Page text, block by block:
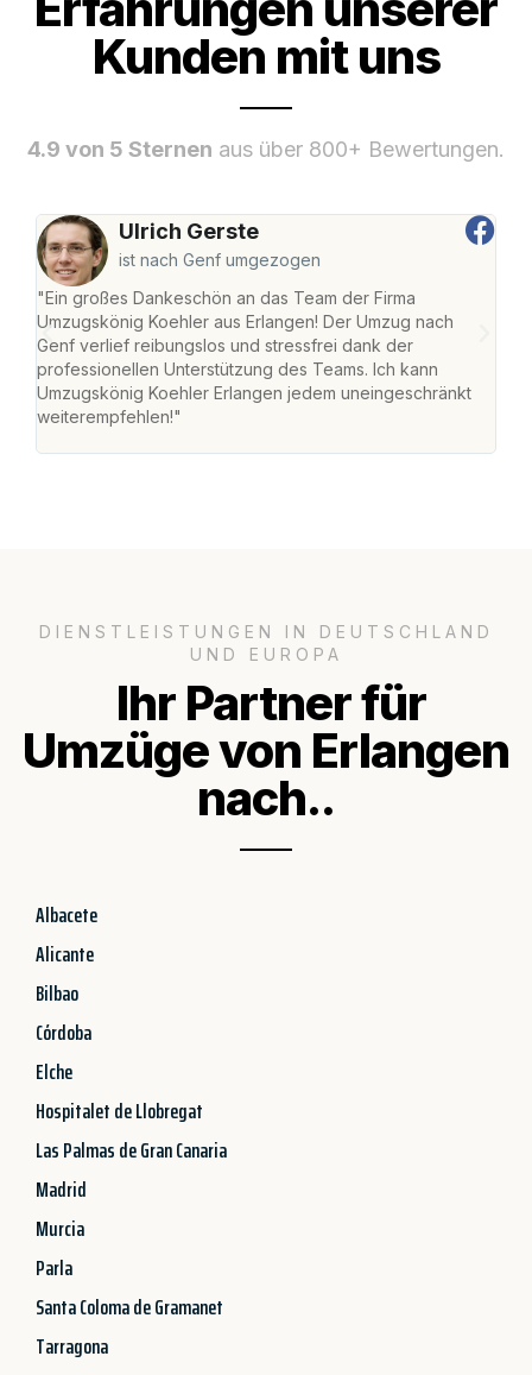
Kunden mit uns
4.9 von 5 Sternen aus über 800+ Bewertungen.
Ulrich Gerste
ist nach Genf umgezogen
"Ein großes Dankeschön an das Team der Firma
Umzugskönig Koehler aus Erlangen! Der Umzug nach
Genf verlief reibungslos und stressfrei dank der
professionellen Unterstützung des Teams. Ich kann
Umzugskönig Koehler Erlangen jedem uneingeschränkt
weiterempfehlen!"
DIENSTLEISTUNGEN IN DEUTSCHLAND
UND EUROPA
Ihr Partner für
Umzüge von Erlangen
nach..
Albacete
Alicante
Bilbao
Córdoba
Elche
Hospitalet de Llobregat
Las Palmas de Gran Canaria
Madrid
Murcia
Parla
Santa Coloma de Gramanet
Tarragona